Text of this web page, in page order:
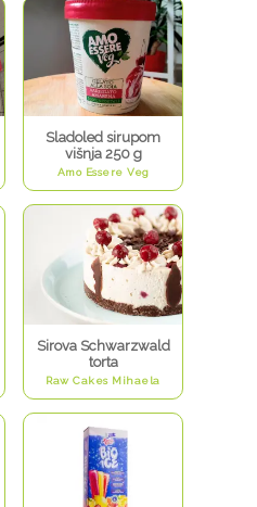
Sladoled sirupom
višnja 250 g
Amo Essere Veg
Sirova Schwarzwald
torta
Raw Cakes Mihaela